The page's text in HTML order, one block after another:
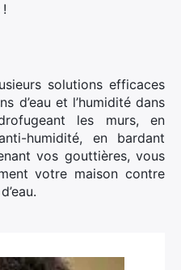
solutions efficaces
d’eau et l’humidité dans
les murs, en
humidité, en bardant
vos gouttières, vous
votre maison contre